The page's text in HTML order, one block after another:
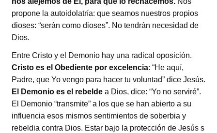
propone la autoidolatría: que seamos nuestros propios
dioses: “serán como dioses”. No tendrán necesidad de
Dios.
Entre Cristo y el Demonio hay una radical oposición.
Cristo es el Obediente por excelencia: “He aquí,
Padre, que Yo vengo para hacer tu voluntad” dice Jesús.
El Demonio es el rebelde a Dios, dice: “Yo no serviré”.
El Demonio “transmite” a los que se han abierto a su
influencia esos mismos sentimientos de soberbia y
rebeldia contra Dios. Estar bajo la protección de Jesús s